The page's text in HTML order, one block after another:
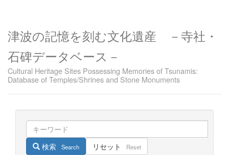
津波の記憶を刻む文化遺産 －寺社・
石碑データベース－
Cultural Heritage Sites Possessing Memories of Tsunamis:
Database of Temples/Shrines and Stone Monuments
検索 Search リセット Reset